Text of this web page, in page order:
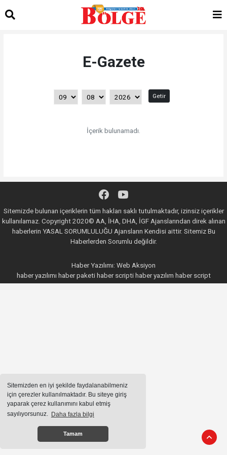
Sitemizden en iyi şekilde faydalanabilmeniz
için çerezler kullanılmaktadır. Bu siteye giriş
yaparak çerez kullanımını kabul etmiş
sayılıyorsunuz. Daha fazla bilgi
Tamam
E-Gazete
Getir
İçerik bulunamadı.
Sitemizde bulunan içeriklerin tüm hakları saklı tutulmaktadır, izinsiz içerikler
kullanılamaz. Copyright 2020© AA, İHA, DHA, İGF Ajanslarından direk alınan
haberlerin YASAL SORUMLULUĞU Ajansların Kendisi aittir. Sitemiz Bu
Haberlerden Sorumlu değildir.
Haber Yazılımı: Web Aksiyon
haber yazılımı haber paketi haber scripti haber yazılım haber script